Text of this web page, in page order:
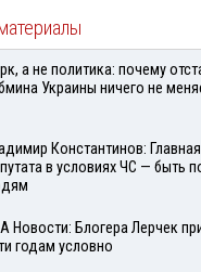
а не политика: почему
Украины ничего не
Константинов:
в условиях ЧС — быть
Новости: Блогера Лерчек
годам условно